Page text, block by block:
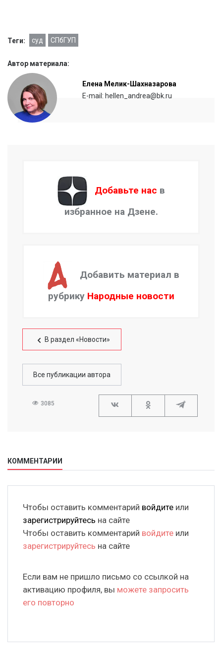
Теги: суд СПбГУП
Автор материала:
Елена Мелик-Шахназарова
E-mail: hellen_andrea@bk.ru
Добавьте нас в
избранное на Дзене.
Добавить материал в
рубрику Народные новости
В раздел «Новости»
Все публикации автора
3085
КОММЕНТАРИИ
Чтобы оставить комментарий войдите или
зарегистрируйтесь на сайте
Чтобы оставить комментарий войдите или
зарегистрируйтесь на сайте
Если вам не пришло письмо со ссылкой на
активацию профиля, вы можете запросить
его повторно